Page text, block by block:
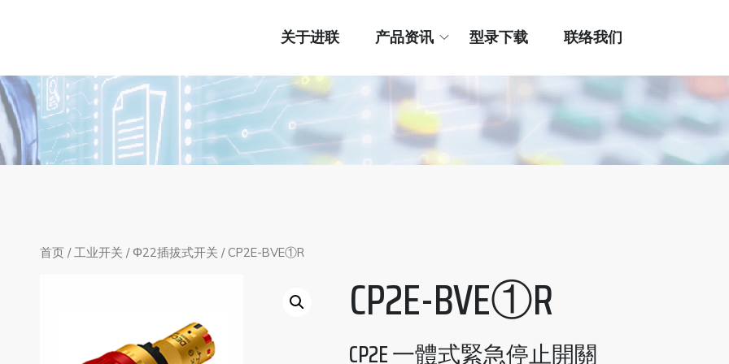
关于进联 产品资讯 型录下载 联络我们
首页 /工业开关 / Φ22插拔式开关 / CP2E-BVE①R
CP2E-BVE①R
CP2E 一體式緊急停止開關